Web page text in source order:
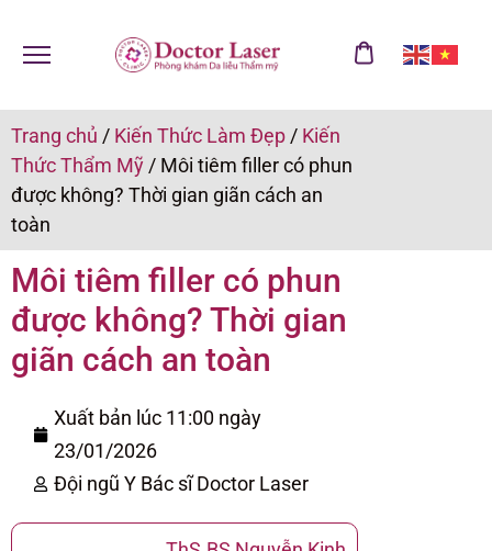
Trang chủ / Kiến Thức Làm Đẹp / Kiến
Thức Thẩm Mỹ / Môi tiêm filler có phun
được không? Thời gian giãn cách an
toàn
Môi tiêm filler có phun
được không? Thời gian
giãn cách an toàn
Xuất bản lúc 11:00 ngày
23/01/2026
Đội ngũ Y Bác sĩ Doctor Laser